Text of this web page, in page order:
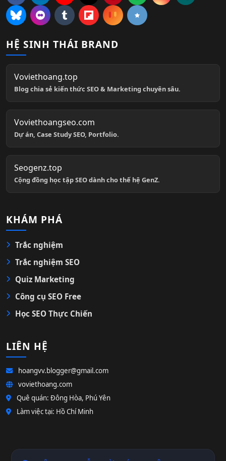
HỆ SINH THÁI BRAND
Voviethoang.top
Blog chia sẻ kiến thức SEO & Marketing chuyên sâu.
Voviethoangseo.com
Dự án, Case Study SEO, Portfolio.
Seogenz.top
Cộng đồng học tập SEO dành cho thế hệ GenZ.
KHÁM PHÁ
Trắc nghiệm
Trắc nghiệm SEO
Quiz Marketing
Công cụ SEO Free
Học SEO Thực Chiến
LIÊN HỆ
hoangvv.blogger@gmail.com
voviethoang.com
Quê quán: Đông Hòa, Phú Yên
Làm việc tại: Hồ Chí Minh